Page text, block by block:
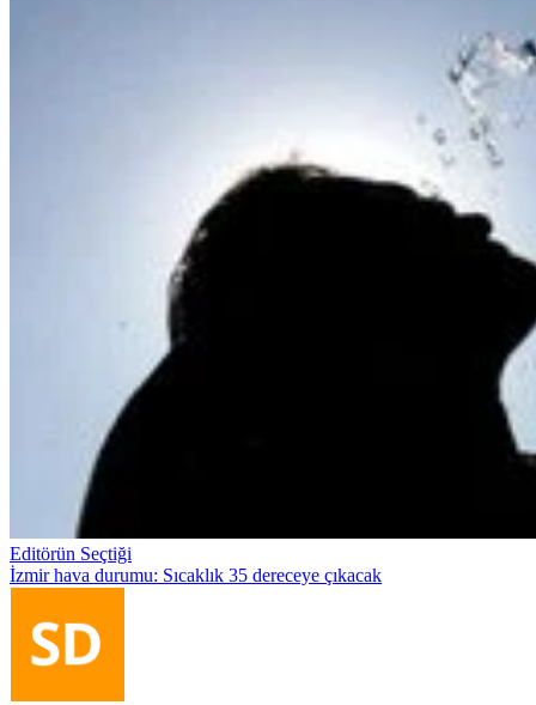
Editörün Seçtiği
İzmir hava durumu: Sıcaklık 35 dereceye çıkacak